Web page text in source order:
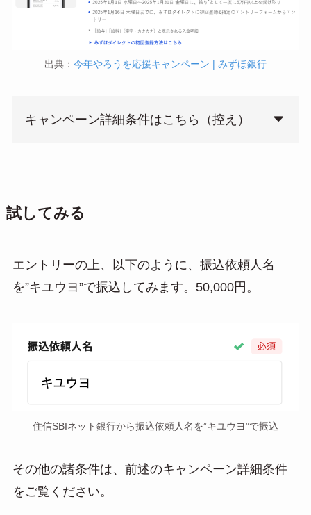
出典： 今年やろうを応援キャンペーン | みずほ銀行
キャンペーン詳細条件はこちら（控え）
試してみる
エントリーの上、以下のように、振込依頼人名
を”キユウヨ”で振込してみます。50,000円。
住信SBIネット銀行から振込依頼人名を”キユウヨ”で振込
その他の諸条件は、前述のキャンペーン詳細条件
をご覧ください。